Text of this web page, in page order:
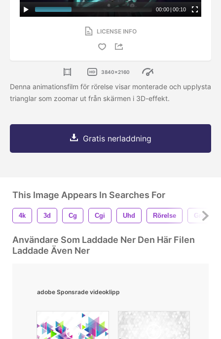
00:00 | 00:10
LICENSE INFO
3840x2160
Denna animationsfilm för rörelse visar monterade och upplysta
trianglar som zoomar ut från skärmen i 3D-effekt.
Gratis nerladdning
This Image Appears In Searches For
4k 3d Cg Cgi Uhd Rörelse Grafisk
Användare Som Laddade Ner Den Här Filen
Laddade Även Ner
adobe Sponsrade videoklipp